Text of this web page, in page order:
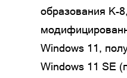
образования K-
Windows 11,
Windows 11 SE